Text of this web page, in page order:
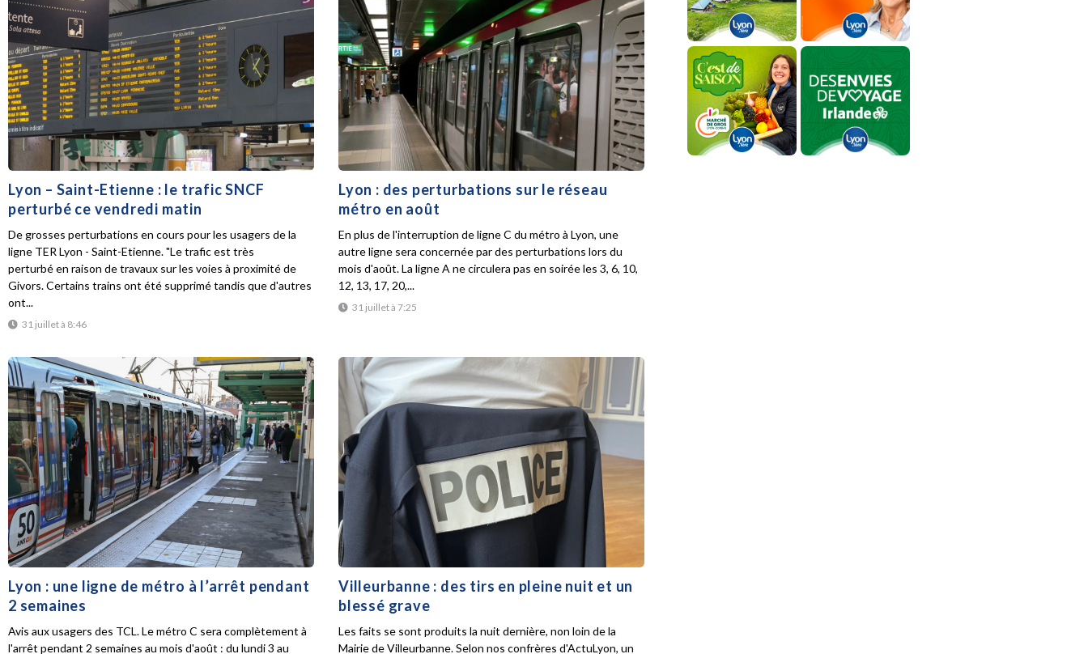
Lyon – Saint-Etienne : le trafic SNCF
perturbé ce vendredi matin
31 juillet à 8:46
De grosses perturbations en cours pour les usagers de la
ligne TER Lyon - Saint-Etienne. "Le trafic est très
perturbé en raison de travaux sur les voies à proximité de
Givors. Certains trains ont été supprimé tandis que d'autres
ont...
Lyon : des perturbations sur le réseau
métro en août
31 juillet à 7:25
En plus de l'interruption de ligne C du métro à Lyon, une
autre ligne sera concernée par des perturbations lors du
mois d'août. La ligne A ne circulera pas en soirée les 3, 6, 10,
12, 13, 17, 20,...
Lyon : une ligne de métro à l’arrêt pendant
2 semaines
Avis aux usagers des TCL. Le métro C sera complètement à
l'arrêt pendant 2 semaines au mois d'août : du lundi 3 au
Villeurbanne : des tirs en pleine nuit et un
blessé grave
Les faits se sont produits la nuit dernière, non loin de la
Mairie de Villeurbanne. Selon nos confrères d'ActuLyon, un